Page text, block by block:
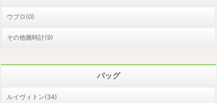
ウブロ(0)
その他腕時計(9)
バッグ
ルイヴィトン(34)